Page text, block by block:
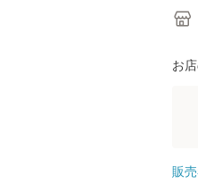
お
販